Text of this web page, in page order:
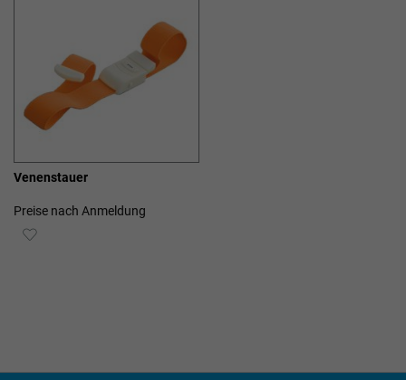
Venenstauer
Preise nach Anmeldung
ZUR